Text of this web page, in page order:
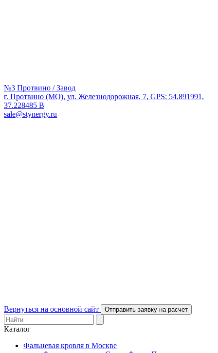
№3 Протвино / Завод
г. Протвино (МО), ул. Железнодорожная, 7, GPS: 54.891991,
37.228485 В
sale@stynergy.ru
Вернуться на основной сайт Отправить заявку на расчет
Каталог
Фальцевая кровля в Москве